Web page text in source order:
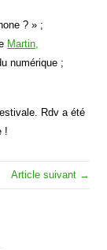
? » ;
Martin,
numérique ;
Rdv a été
!
Article suivant →